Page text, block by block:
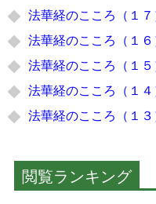
法華経のこころ（１７
法華経のこころ（１６
法華経のこころ（１５
法華経のこころ（１４
法華経のこころ（１３
閲覧ランキング